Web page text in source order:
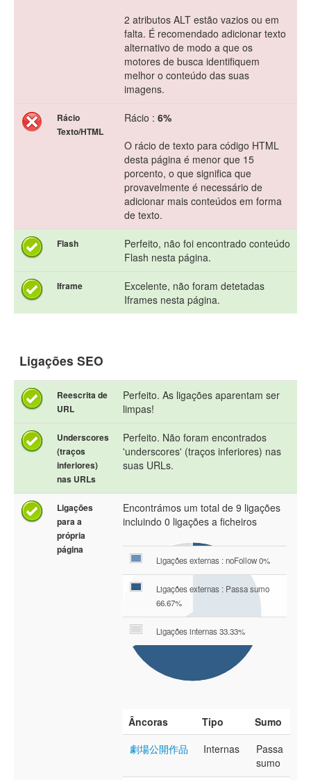
2 atributos ALT estão vazios ou em
falta. É recomendado adicionar texto
alternativo de modo a que os
motores de busca identifiquem
melhor o conteúdo das suas
imagens.
Rácio
Texto/HTML
Rácio : 6%
O rácio de texto para código HTML
desta página é menor que 15
porcento, o que significa que
provavelmente é necessário de
adicionar mais conteúdos em forma
de texto.
Flash
Perfeito, não foi encontrado conteúdo
Flash nesta página.
Iframe
Excelente, não foram detetadas
Iframes nesta página.
Ligações SEO
Reescrita de
URL
Perfeito. As ligações aparentam ser
limpas!
Underscores
(traços
inferiores)
nas URLs
Perfeito. Não foram encontrados
'underscores' (traços inferiores) nas
suas URLs.
Ligações
para a
própria
página
Encontrámos um total de 9 ligações
incluindo 0 ligações a ficheiros
Ligações externas : noFollow 0%
Ligações externas : Passa sumo
66.67%
Ligações internas 33.33%
Âncoras Tipo
Sumo
劇場公開作品
Internas
Passa
sumo